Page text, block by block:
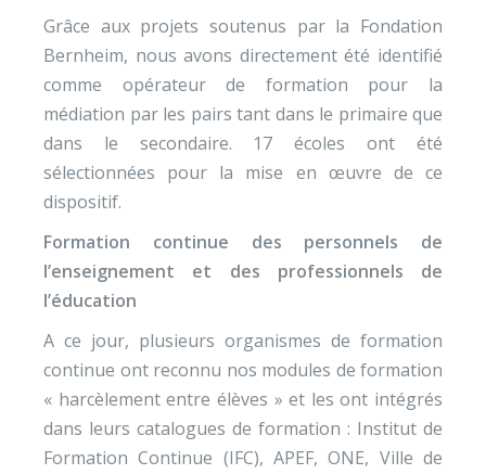
Grâce aux projets soutenus par la Fondation
Bernheim, nous avons directement été identifié
comme opérateur de formation pour la
médiation par les pairs tant dans le primaire que
dans le secondaire. 17 écoles ont été
sélectionnées pour la mise en œuvre de ce
dispositif.
Formation continue des personnels de
l’enseignement et des professionnels de
l’éducation
A ce jour, plusieurs organismes de formation
continue ont reconnu nos modules de formation
« harcèlement entre élèves » et les ont intégrés
dans leurs catalogues de formation : Institut de
Formation Continue (IFC), APEF, ONE, Ville de